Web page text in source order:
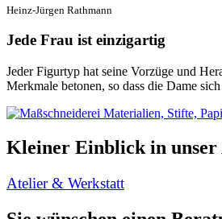
Heinz-Jürgen Rathmann
Jede Frau ist einzigartig
Jeder Figurtyp hat seine Vorzüge und
Merkmale betonen, so dass die Dame
Kleiner Einblick in
Atelier & Werkstatt